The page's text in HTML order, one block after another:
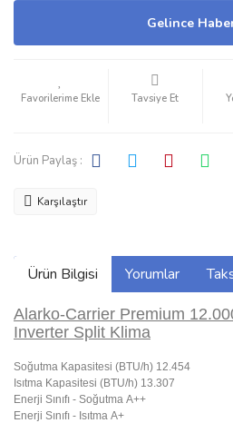
Gelince
Tavsiye Et
Ürün Paylaş :
Karşılaştır
Ürün Bilgisi Yorumlar
Alarko-Carrier Premium
Inverter Split Klima
Soğutma Kapasitesi (BTU/h) 12.454
Isıtma Kapasitesi (BTU/h) 13.307
Enerji Sınıfı - Soğutma A++
Enerji Sınıfı - Isıtma A+